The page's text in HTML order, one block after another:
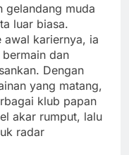
gelandang muda
luar biasa.
awal kariernya, ia
dan
Dengan
yang matang,
klub papan
akar rumput, lalu
radar